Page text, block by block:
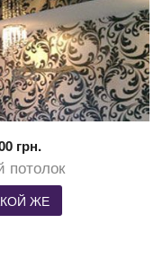
грн.
потолок
ЖЕ